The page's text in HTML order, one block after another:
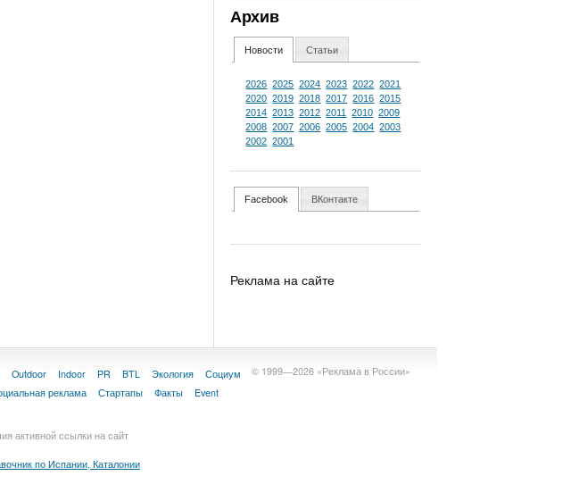
Архив
Новости Статьи
2026 2025 2024 2023 2022 2021
2020 2019 2018 2017 2016 2015
2014 2013 2012 2011 2010 2009
2008 2007 2006 2005 2004 2003
2002 2001
Facebook ВКонтакте
Реклама на сайте
© 1999—2026 «Реклама в России»
Outdoor Indoor PR BTL Экология
Социум
реклама Стартапы Факты
Event
активной ссылки на сайт
по Испании, Каталонии